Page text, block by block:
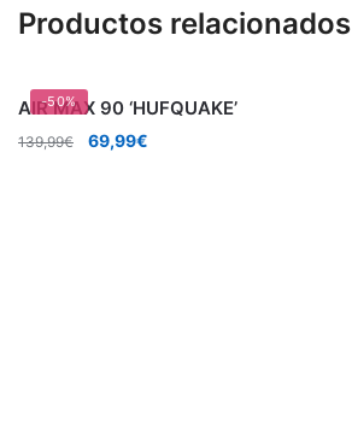
Productos relacionados
-50%
AIR MAX 90 ‘HUFQUAKE’
139,99€
El
69,99€